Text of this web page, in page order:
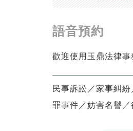
語音預約
歡迎使用玉鼎法律
民事訴訟／家事糾
罪事件／妨害名譽